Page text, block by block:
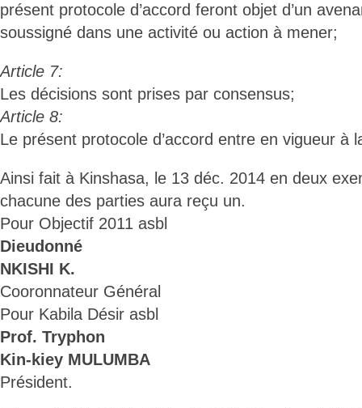
présent protocole d’accord feront objet d’un
soussigné dans une activité ou action à mener;
Article 7:
Les décisions sont prises par consensus;
Article 8:
Le présent protocole d’accord entre en vigueur à
Ainsi fait à Kinshasa, le 13 déc. 2014 en deux
chacune des parties aura reçu un.
Pour Objectif 2011 asbl
Dieudonné
NKISHI K.
Cooronnateur Général
Pour Kabila Désir asbl
Prof. Tryphon
Kin-kiey MULUMBA
Président.